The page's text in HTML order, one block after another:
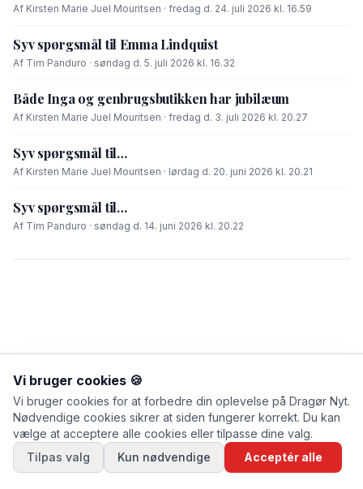
Af Kirsten Marie Juel Mouritsen · fredag d. 24. juli 2026 kl. 16.59
Syv spørgsmål til Emma Lindquist
Af Tim Panduro · søndag d. 5. juli 2026 kl. 16.32
Både Inga og genbrugsbutikken har jubilæum
Af Kirsten Marie Juel Mouritsen · fredag d. 3. juli 2026 kl. 20.27
Syv spørgsmål til…
Af Kirsten Marie Juel Mouritsen · lørdag d. 20. juni 2026 kl. 20.21
Syv spørgsmål til…
Af Tim Panduro · søndag d. 14. juni 2026 kl. 20.22
FIK DU LÆST?
Vi bruger cookies 🍪
Vi bruger cookies for at forbedre din oplevelse på Dragør Nyt.
Nødvendige cookies sikrer at siden fungerer korrekt. Du kan
vælge at acceptere alle cookies eller tilpasse dine valg.
Tilpas valg
Kun nødvendige Acceptér alle